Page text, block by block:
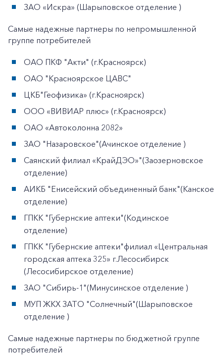
ЗАО «Искра» (Шарыповское отделение )
Самые надежные партнеры по непромышленной
группе потребителей
ОАО ПКФ "Акти" (г.Красноярск)
ОАО "Красноярское ЦАBС"
ЦКБ"Геофизика» (г.Красноярск)
ООО «ВИВИАР плюс» (г.Красноярск)
ОАО «Автоколонна 2082»
ЗАО "Назаровское"(Ачинское отделение )
Саянский филиал «КрайДЭО»"(Заозерновское
отделение)
АИКБ "Енисейский объединенный банк"(Канское
отделение)
ГПКК "Губернские аптеки"(Кодинское
отделение)
ГПКК "Губернские аптеки"филиал «Центральная
городская аптека 325» г.Лесосибирск
(Лесосибирское отделение)
ЗАО "Сибирь-1"(Минусинское отделение )
МУП ЖКХ ЗАТО "Солнечный"(Шарыповское
отделение )
Самые надежные партнеры по бюджетной группе
потребителей